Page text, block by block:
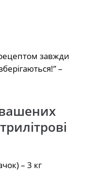
завжди
–
– 3 кг